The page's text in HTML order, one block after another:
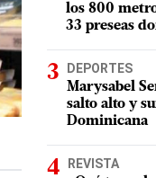
los 800
33 preseas
DEPORTES
Marysabel
salto alto y
Dominicana
REVISTA